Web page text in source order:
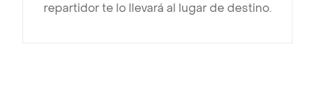
repartidor te lo llevará al lugar de destino.